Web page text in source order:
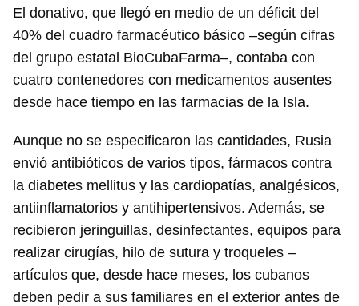
El donativo, que llegó en medio de un déficit del
40% del cuadro farmacéutico básico –según cifras
del grupo estatal BioCubaFarma–, contaba con
cuatro contenedores con medicamentos ausentes
desde hace tiempo en las farmacias de la Isla.
Aunque no se especificaron las cantidades, Rusia
envió antibióticos de varios tipos, fármacos contra
la diabetes mellitus y las cardiopatías, analgésicos,
antiinflamatorios y antihipertensivos. Además, se
recibieron jeringuillas, desinfectantes, equipos para
realizar cirugías, hilo de sutura y troqueles –
artículos que, desde hace meses, los cubanos
deben pedir a sus familiares en el exterior antes de